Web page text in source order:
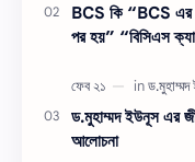
BCS কি “BCS এর
পর হয়” “বিসিএস
ড.মুহাম্মদ ইউনূস এর জীবনী এবং
আলোচনা